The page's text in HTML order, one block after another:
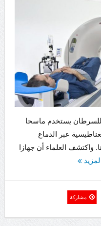
للسرطان يستخدم ماسحا
عبر الدماغ
واكتشف العلماء أن جهازا
مشاركة